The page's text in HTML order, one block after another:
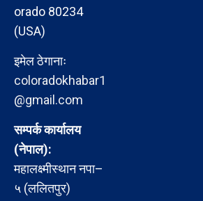
orado 80234
(USA)
इमेल ठेगानाः
coloradokhabar1
@gmail.com
सम्पर्क कार्यालय
(नेपाल):
महालक्ष्मीस्थान नपा–
५ (ललितपुर)